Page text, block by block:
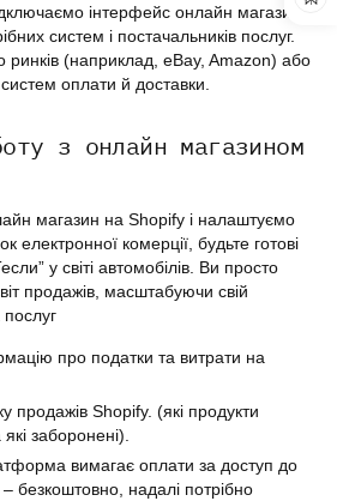
інтерфейс онлайн магазину
систем і постачальників послуг.
(наприклад, eBay, Amazon) або
оплати й доставки.
з онлайн магазином
магазин на Shopify і налаштуємо
електронної комерції, будьте готові
у світі автомобілів. Ви просто
продажів, масштабуючи свій
послуг
про податки та витрати на
продажів Shopify. (які продукти
заборонені).
вимагає оплати за доступ до
безкоштовно, надалі потрібно